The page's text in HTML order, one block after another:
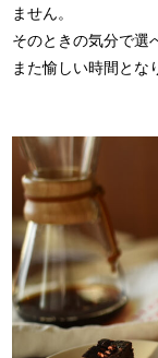
ません。
そのときの気分で選
また愉しい時間とな